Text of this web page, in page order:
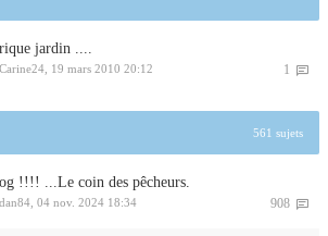
jardin ....
1
Carine24 19 mars 2010 20:12
561 sujets
!!!! ...Le coin des pêcheurs.
908
dan84 04 nov. 2024 18:34